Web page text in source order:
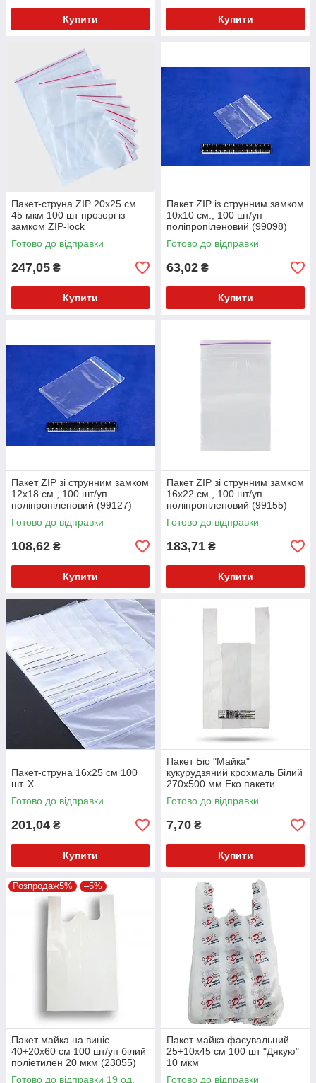
Купити Купити
Пакет-струна ZIP 20x25 см
45 мкм 100 шт прозорі із
замком ZIP-lock
Готово до відправки
247,05 ₴
Купити
Пакет ZIP із струнним замком
10х10 см., 100 шт/уп
поліпропіленовий (99098)
Готово до відправки
63,02 ₴
Купити
Пакет ZIP зі струнним замком
12х18 см., 100 шт/уп
поліпропіленовий (99127)
Готово до відправки
108,62 ₴
Купити
Пакет ZIP зі струнним замком
16х22 см., 100 шт/уп
поліпропіленовий (99155)
Готово до відправки
183,71 ₴
Купити
Пакет-струна 16х25 см 100
шт. Х
Готово до відправки
201,04 ₴
Купити
Пакет Біо "Майка"
кукурудзяний крохмаль Білий
270х500 мм Еко пакети
Готово до відправки
7,70 ₴
Купити
Розпродаж5% –5%
Пакет майка на виніс
40+20х60 см 100 шт/уп білий
поліетилен 20 мкм (23055)
Готово до відправки 19 од.
Пакет майка фасувальний
25+10х45 см 100 шт "Дякую"
10 мкм
Готово до відправки